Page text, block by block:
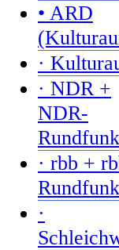
• ARD
·
· NDR +
NDR-
· rbb +
·